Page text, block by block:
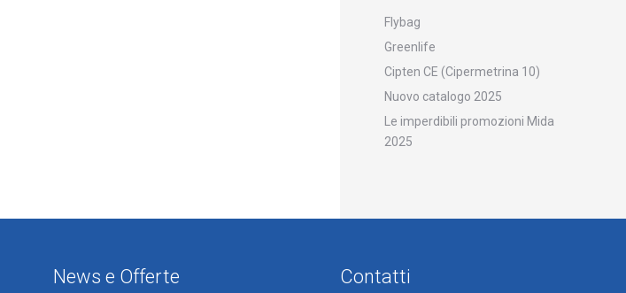
Flybag
Greenlife
Cipten CE (Cipermetrina 10)
Nuovo catalogo 2025
Le imperdibili promozioni Mida
2025
News e Offerte Contatti